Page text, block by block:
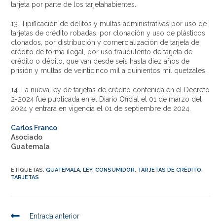
tarjeta por parte de los tarjetahabientes.
13. Tipificación de delitos y multas administrativas por uso de
tarjetas de crédito robadas, por clonación y uso de plásticos
clonados, por distribución y comercialización de tarjeta de
crédito de forma ilegal, por uso fraudulento de tarjeta de
crédito o débito, que van desde seis hasta diez años de
prisión y multas de veinticinco mil a quinientos mil quetzales.
14. La nueva ley de tarjetas de crédito contenida en el Decreto
2-2024 fue publicada en el Diario Oficial el 01 de marzo del
2024 y entrará en vigencia el 01 de septiembre de 2024.
Carlos Franco
Asociado
Guatemala
ETIQUETAS:GUATEMALA, LEY, CONSUMIDOR, TARJETAS DE CRÉDITO,
TARJETAS
Entrada anterior